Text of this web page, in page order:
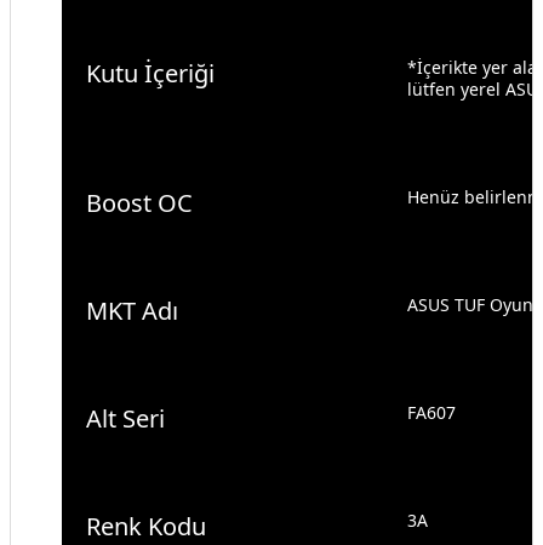
Kutu İçeriği
*İçerikte yer
lütfen yerel
Boost OC Henüz
MKT Adı ASUS TUF Oyun
Alt Seri FA607
Renk Kodu 3A